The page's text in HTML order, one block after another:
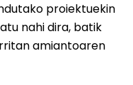
proiektuekin
nahi dira, batik
amiantoaren